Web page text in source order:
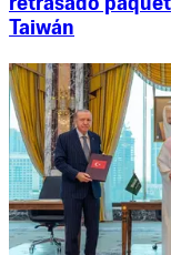
retrasado
Taiwán